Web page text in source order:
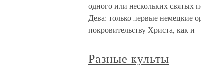
одного или нескольких святых
Дева: только первые немецкие
покровительству Христа, как и
Разные культы